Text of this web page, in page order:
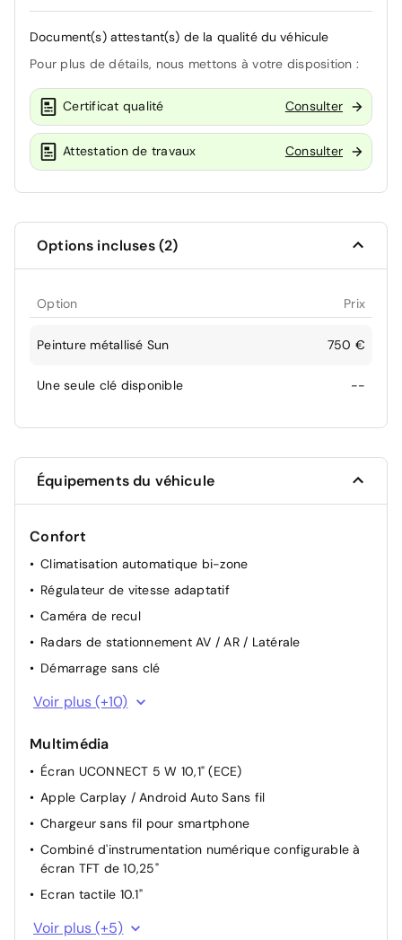
Document(s) attestant(s) de la qualité du véhicule
Pour plus de détails, nous mettons à votre disposition :
Certificat qualité Consulter
Attestation de travaux Consulter
Options incluses (2)
Option Prix
Peinture métallisé Sun 750 €
Une seule clé disponible --
Équipements du véhicule
Confort
Climatisation automatique bi-zone
Régulateur de vitesse adaptatif
Caméra de recul
Radars de stationnement AV / AR / Latérale
Démarrage sans clé
Chargeur embarqué 11 kW triphasé avec prédisposition
fonction V2L (Vehicle To Load)
Rétroviseurs extérieurs rabattables électriquement
Pack Assistance à la conduite: Surveillance des angles
contour, Rétroviseurs extérieurs rabattables
électriquement, Commutation automatique feux de
route/feux de croisement, Radars de stationnement
360°
Siège passager à réglage manuel, 4 positions
dégivrants
Voir plus (+10)
Multimédia
Écran UCONNECT 5 W 10,1" (ECE)
Apple Carplay / Android Auto Sans fil
Chargeur sans fil pour smartphone
Combiné d'instrumentation numérique configurable à
écran TFT de 10,25"
Ecran tactile 10.1"
Android Auto
Voir plus (+5)